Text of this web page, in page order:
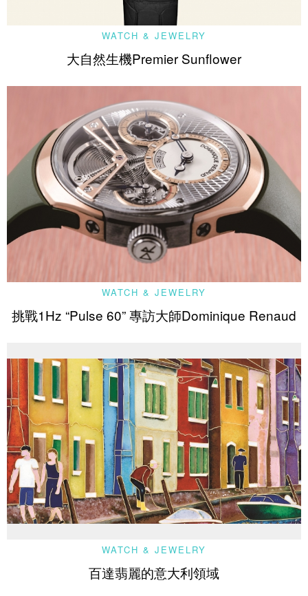
WATCH & JEWELRY
大自然生機Premier Sunflower
WATCH & JEWELRY
挑戰1Hz “Pulse 60” 專訪大師Dominique Renaud
WATCH & JEWELRY
百達翡麗的意大利領域